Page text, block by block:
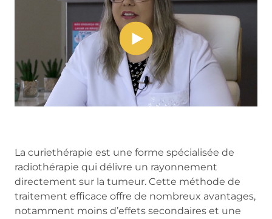
La curiethérapie est une forme spécialisée de
radiothérapie qui délivre un rayonnement
directement sur la tumeur. Cette méthode de
traitement efficace offre de nombreux avantages,
notamment moins d’effets secondaires et une